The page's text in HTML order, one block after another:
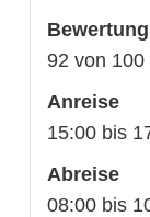
Bewertung
92 von 100
Anreise
15:00 bis
Abreise
08:00 bis